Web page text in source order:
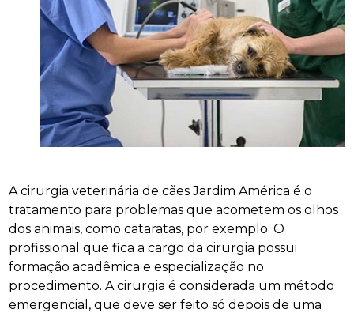
A cirurgia veterinária de cães Jardim América é o
tratamento para problemas que acometem os olhos
dos animais, como cataratas, por exemplo. O
profissional que fica a cargo da cirurgia possui
formação acadêmica e especialização no
procedimento. A cirurgia é considerada um método
emergencial, que deve ser feito só depois de uma